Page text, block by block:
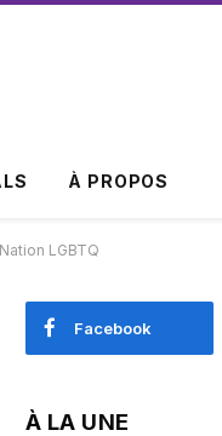
À PROPOS
LGBTQ
Facebook
À LA UNE